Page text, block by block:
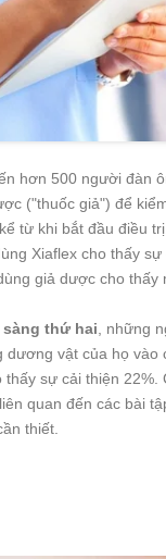
hơn 500 người đàn
("thuốc giả") để
từ khi bắt đầu điều
Xiaflex cho thấy
giả dược cho thấy
thứ hai , những
dương vật của họ
sự cải thiện
quan đến các bài
thiết.